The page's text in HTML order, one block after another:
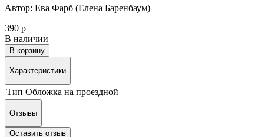
Автор: Ева Фарб (Елена Баренбаум)
390 р
В наличии
В корзину
Характеристики
Тип Обложка на проездной
Отзывы
Оставить отзыв